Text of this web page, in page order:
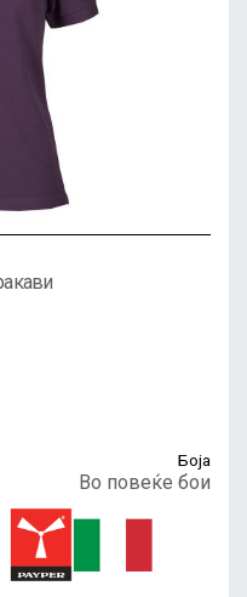
Боја
Во повеќе бои